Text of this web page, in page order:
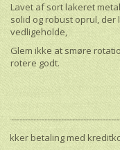
Lavet af sort lakeret
solid og robust oprul, der
vedligeholde,
Glem ikke at smøre
rotere godt.
Sikker betaling med